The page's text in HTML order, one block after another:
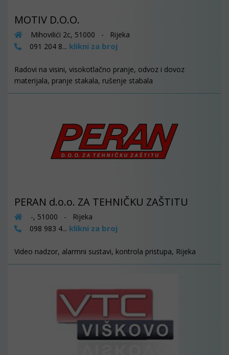
MOTIV D.O.O.
Mihovilići 2c, 51000 - Rijeka
091 204 8... klikni za broj
Radovi na visini, visokotlačno pranje, odvoz i dovoz
materijala, pranje stakala, rušenje stabala
PERAN d.o.o. ZA TEHNIČKU ZAŠTITU
-, 51000 - Rijeka
098 983 4... klikni za broj
Video nadzor, alarmni sustavi, kontrola pristupa, Rijeka